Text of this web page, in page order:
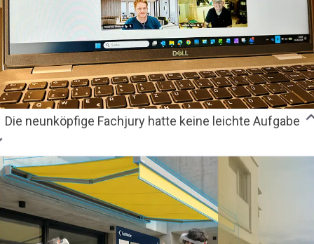
Die neunköpfige Fachjury hatte keine leichte Aufgabe